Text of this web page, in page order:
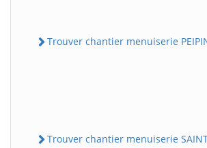
Trouver chantier menuiserie
Trouver chantier menuiserie